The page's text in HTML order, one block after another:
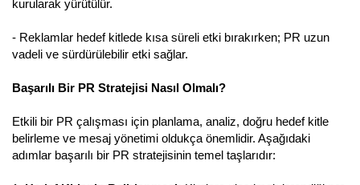
kurularak yürütülür.
- Reklamlar hedef kitlede kısa süreli etki bırakırken; PR uzun
vadeli ve sürdürülebilir etki sağlar.
Başarılı Bir PR Stratejisi Nasıl Olmalı?
Etkili bir PR çalışması için planlama, analiz, doğru hedef kitle
belirleme ve mesaj yönetimi oldukça önemlidir. Aşağıdaki
adımlar başarılı bir PR stratejisinin temel taşlarıdır: